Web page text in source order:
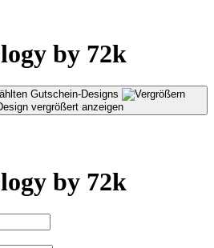
by 72k
vergrößert anzeigen
by 72k